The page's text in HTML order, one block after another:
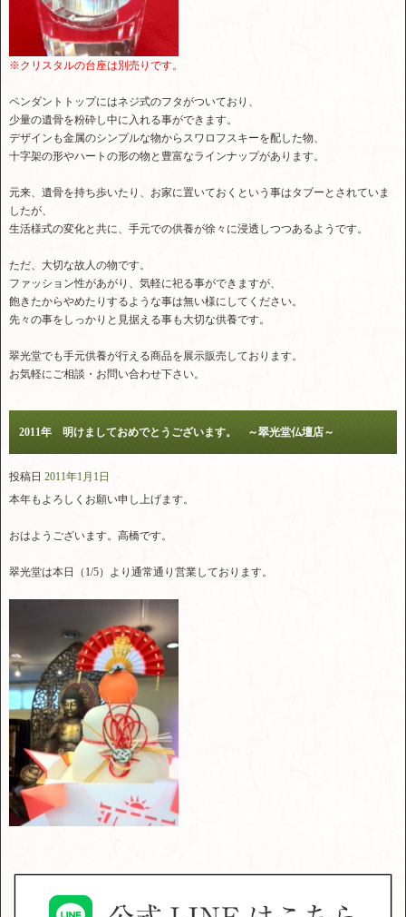
※クリスタルの台座は別売りです。
ペンダントトップにはネジ式のフタがついており、
少量の遺骨を粉砕し中に入れる事ができます。
デザインも金属のシンプルな物からスワロフスキーを配した物、
十字架の形やハートの形の物と豊富なラインナップがあります。
元来、遺骨を持ち歩いたり、お家に置いておくという事はタブーとされていま
したが、
生活様式の変化と共に、手元での供養が徐々に浸透しつつあるようです。
ただ、大切な故人の物です。
ファッション性があがり、気軽に祀る事ができますが、
飽きたからやめたりするような事は無い様にしてください。
先々の事をしっかりと見据える事も大切な供養です。
翠光堂でも手元供養が行える商品を展示販売しております。
お気軽にご相談・お問い合わせ下さい。
2011年 明けましておめでとうございます。 ～翠光堂仏壇店～
投稿日 2011年1月1日
本年もよろしくお願い申し上げます。
おはようございます。高橋です。
翠光堂は本日（1/5）より通常通り営業しております。